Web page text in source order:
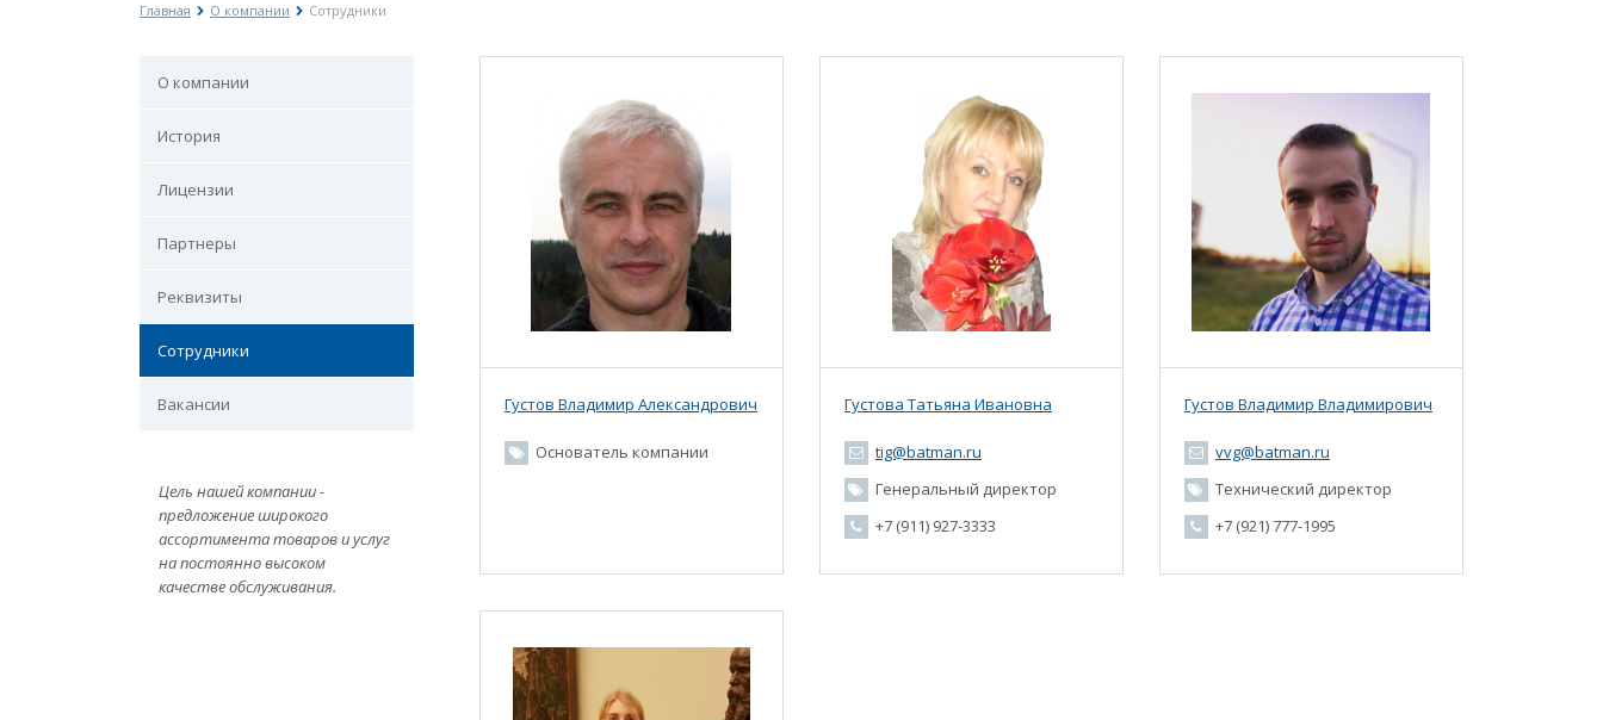
Главная О компании Сотрудники
О компании
История
Лицензии
Партнеры
Реквизиты
Сотрудники
Вакансии
Цель нашей компании -
предложение широкого
ассортимента товаров и услуг
на постоянно высоком
качестве обслуживания.
Густов Владимир Александрович
Основатель компании
Густова Татьяна Ивановна
tig@batman.ru
Генеральный директор
+7 (911) 927-3333
Густов Владимир Владимирович
vvg@batman.ru
Технический директор
+7 (921) 777-1995